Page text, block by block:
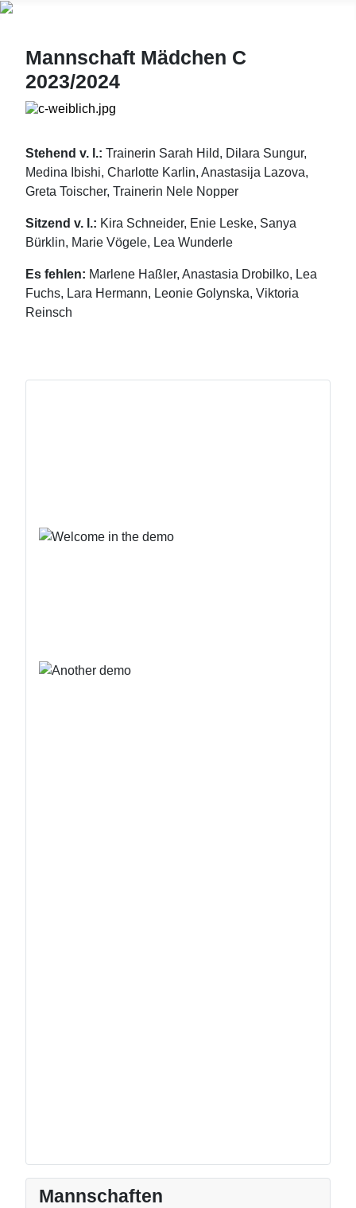
Mannschaft Mädchen C
2023/2024
Stehend v. l.: Trainerin Sarah Hild, Dilara Sungur,
Medina Ibishi, Charlotte Karlin, Anastasija Lazova,
Greta Toischer, Trainerin Nele Nopper
Sitzend v. l.: Kira Schneider, Enie Leske, Sanya
Bürklin, Marie Vögele, Lea Wunderle
Es fehlen: Marlene Haßler, Anastasia Drobilko, Lea
Fuchs, Lara Hermann, Leonie Golynska, Viktoria
Reinsch
Mannschaften